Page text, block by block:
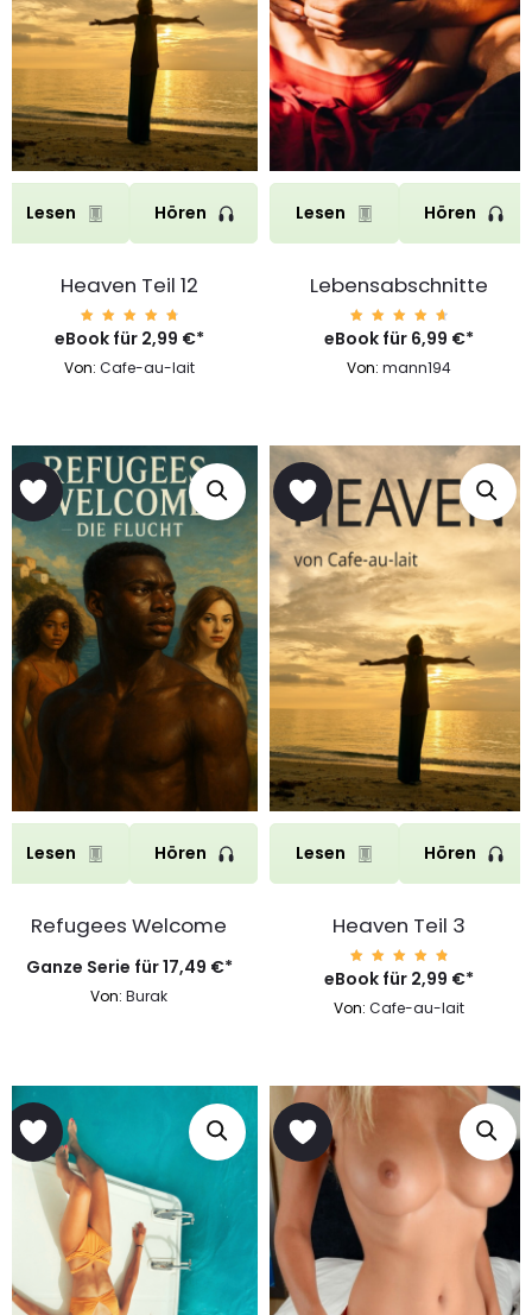
Lesen Hören
Heaven Teil 12
Bewert
et mit
von 5
eBook für 2,99 €*
Von: Cafe-au-lait
Lesen Hören
Lebensabschnitte
Bewert
et mit
von 5
eBook für 6,99 €*
Von:mann194
Lesen Hören
Refugees Welcome
Ganze Serie für17,49 €*
Von:Burak
Lesen Hören
Heaven Teil 3
Bewert
et mit
von 5
eBook für 2,99 €*
Von:Cafe-au-lait